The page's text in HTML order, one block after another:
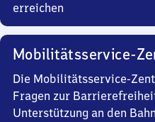
erreichen
Mobilitätsservice-
Die Mobilitätsservice-
Fragen zur
Unterstützung an den